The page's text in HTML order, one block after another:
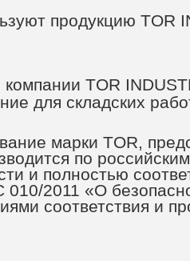
продукцию TOR
TOR
для складских
марки TOR,
по
и полностью
2011 «О
соответствия и